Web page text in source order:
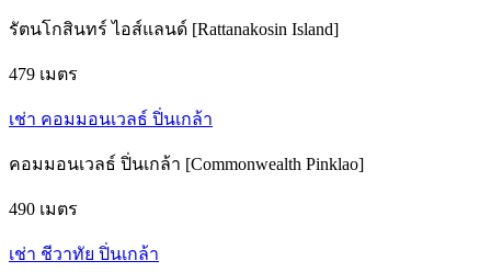
รัตนโกสินทร์ ไอส์แลนด์ [Rattanakosin Island]
479 เมตร
เช่า คอมมอนเวลธ์ ปิ่นเกล้า
คอมมอนเวลธ์ ปิ่นเกล้า [Commonwealth Pinklao]
490 เมตร
เช่า ชีวาทัย ปิ่นเกล้า